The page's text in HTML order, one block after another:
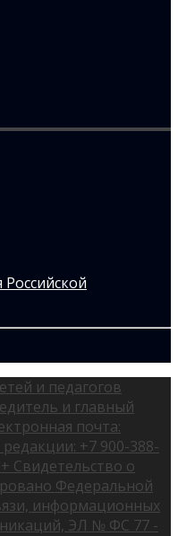
и педагогов
и главный
почта:
+7 900-388-
Свидетельство о
Федеральной
информационных
ЭЛ № ФС 77 -